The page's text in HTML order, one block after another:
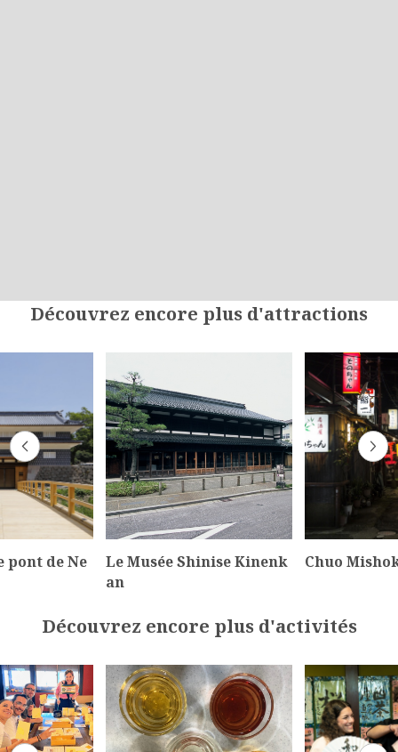
Découvrez encore plus d'attractions
pont de Ne
Le Musée Shinise Kinenk
an
Chuo
Découvrez encore plus d'activités